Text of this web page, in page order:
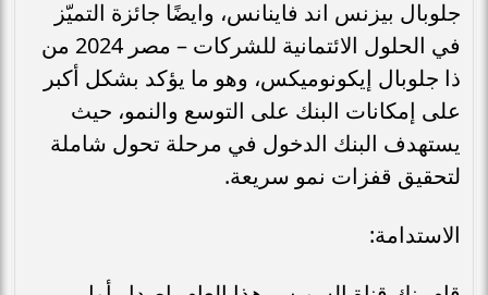
جلوبال بيزنس اند فاينانس، وايضًا جائزة التميّز
في الحلول الائتمانية للشركات – مصر 2024 من
ذا جلوبال إيكونوميكس، وهو ما يؤكد بشكل أكبر
على إمكانات البنك على التوسع والنمو، حيث
يستهدف البنك الدخول في مرحلة تحول شاملة
لتحقيق قفزات نمو سريعة.
الاستدامة: